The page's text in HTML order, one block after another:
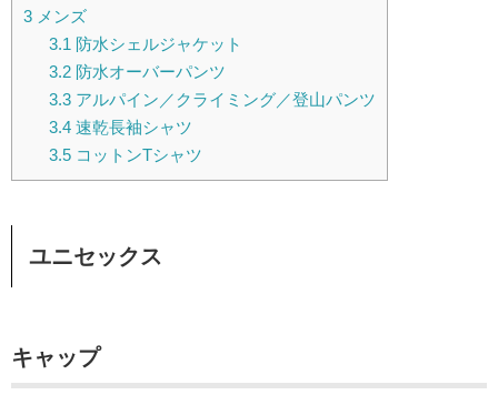
3 メンズ
3.1 防水シェルジャケット
3.2防水オーバーパンツ
3.3アルパイン／クライミング／登山パンツ
3.4速乾長袖シャツ
3.5コットンTシャツ
ユニセックス
キャップ